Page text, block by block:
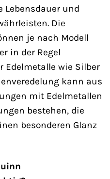
Lebensdauer und
Die
je nach Modell
in der Regel
Edelmetalle wie Silber
kann aus
mit Edelmetallen
bestehen, die
besonderen Glanz